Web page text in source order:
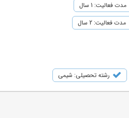
مدت فعالیت: 1 سال
مدت فعالیت: 2 سال
رشته تحصیلی: شیمی